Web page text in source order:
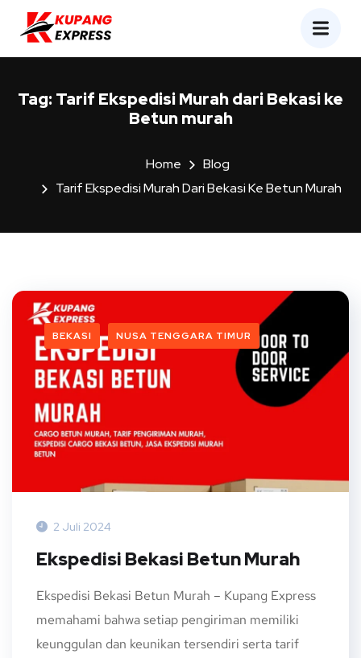
Tag: Tarif Ekspedisi Murah dari Bekasi ke
Betun murah
Home
Blog
Tarif Ekspedisi Murah Dari Bekasi Ke Betun Murah
BEKASI NUSA TENGGARA TIMUR
2 Juli 2024
Ekspedisi Bekasi Betun Murah
Ekspedisi Bekasi Betun Murah – Kupang Express
memahami bahwa setiap pengiriman memiliki
keunggulan dan keunikan tersendiri serta tarif